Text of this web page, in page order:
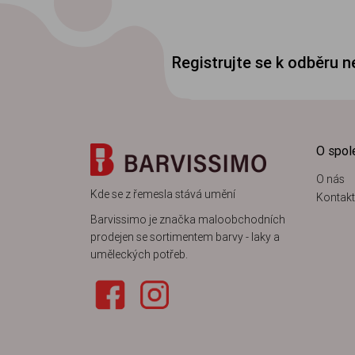
Registrujte se k odběru
Kde se z řemesla stává umění
Barvissimo je značka maloobchodních
prodejen se sortimentem barvy - laky a
uměleckých potřeb.
O
O nás